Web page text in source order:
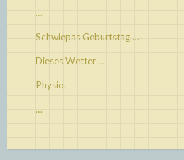
…
Schwiepas Geburtstag …
Dieses Wetter …
Physio.
…